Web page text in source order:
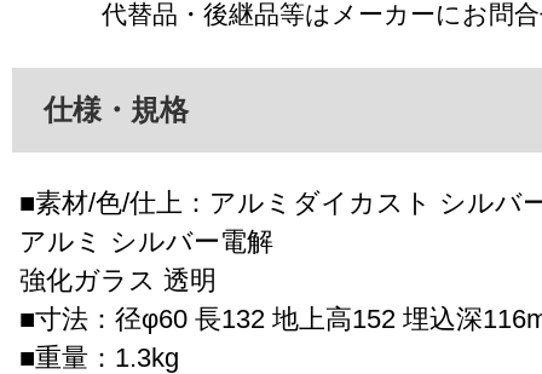
代替品・後継品等はメーカーにお問
仕様・規格
■素材/色/仕上：アルミダイカスト シルバ
アルミ シルバー電解
強化ガラス 透明
■寸法：径φ60 長132 地上高152 埋込深
■重量：1.3kg